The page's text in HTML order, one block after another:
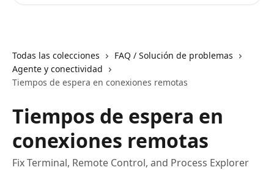
Todas las colecciones
FAQ / Solución de problemas
Agente y conectividad
Tiempos de espera en conexiones remotas
Tiempos de espera en
conexiones remotas
Fix Terminal, Remote Control, and Process Explorer